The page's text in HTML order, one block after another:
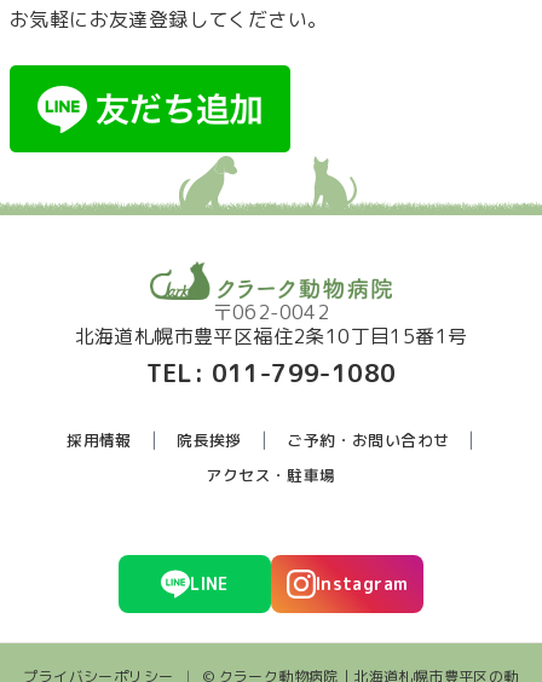
お気軽にお友達登録してください。
〒062-0042
北海道札幌市豊平区福住2条10丁目15番1号
TEL: 011-799-1080
採用情報 院長挨拶
ご予約・お問い合わせ
アクセス・駐車場
LINE Instagram
プライバシーポリシー | © クラーク動物病院｜北海道札幌市豊平区の動